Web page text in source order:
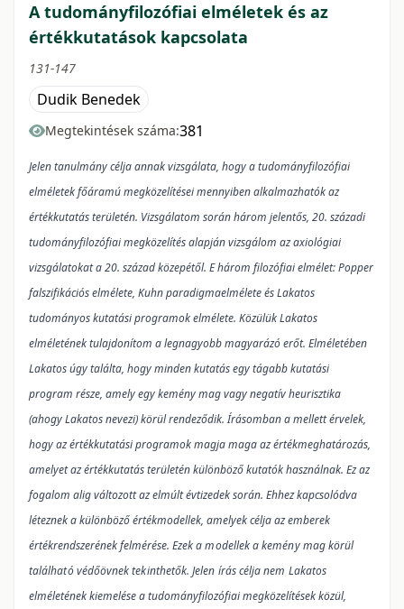
A tudományfilozófiai elméletek és az
értékkutatások kapcsolata
131-147
Dudik Benedek
Megtekintések száma:381
Jelen tanulmány célja annak vizsgálata, hogy a tudományfilozófiai
elméletek főáramú megközelítései mennyiben alkalmazhatók az
értékkutatás területén. Vizsgálatom során három jelentős, 20. századi
tudományfilozófiai megközelítés alapján vizsgálom az axiológiai
vizsgálatokat a 20. század közepétől. E három filozófiai elmélet: Popper
falszifikációs elmélete, Kuhn paradigmaelmélete és Lakatos
tudományos kutatási programok elmélete. Közülük Lakatos
elméletének tulajdonítom a legnagyobb magyarázó erőt. Elméletében
Lakatos úgy találta, hogy minden kutatás egy tágabb kutatási
program része, amely egy kemény mag vagy negatív heurisztika
(ahogy Lakatos nevezi) körül rendeződik. Írásomban a mellett érvelek,
hogy az értékkutatási programok magja maga az értékmeghatározás,
amelyet az értékkutatás területén különböző kutatók használnak. Ez az
fogalom alig változott az elmúlt évtizedek során. Ehhez kapcsolódva
léteznek a különböző értékmodellek, amelyek célja az emberek
értékrendszerének felmérése. Ezek a modellek a kemény mag körül
található védőövnek tekinthetők. Jelen írás célja nem Lakatos
elméletének kiemelése a tudományfilozófiai megközelítések közül,